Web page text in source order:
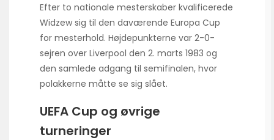
Efter to nationale mesterskaber kvalificerede
Widzew sig til den daværende Europa Cup
for mesterhold. Højdepunkterne var 2-0-
sejren over Liverpool den 2. marts 1983 og
den samlede adgang til semifinalen, hvor
polakkerne måtte se sig slået.
UEFA Cup og øvrige
turneringer